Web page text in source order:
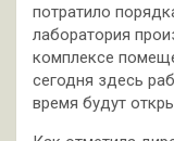
потратило
лаборатория
комплексе
сегодня здесь
время будут